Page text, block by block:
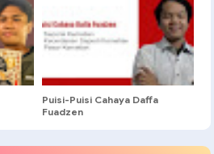
Puisi-Puisi Cahaya Daffa
Fuadzen